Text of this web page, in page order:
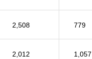
2,508 779
2,012 1,057